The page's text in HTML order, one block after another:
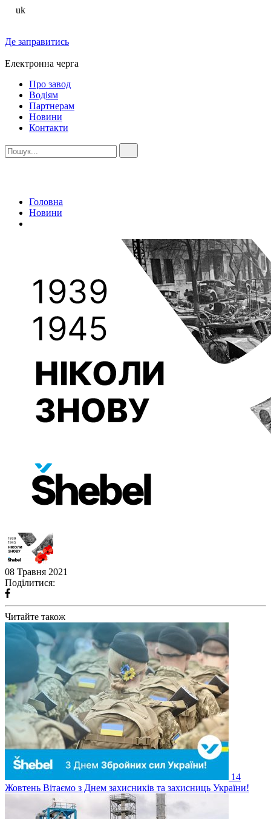
uk
Де заправитись
Електронна черга
Про завод
Водіям
Партнерам
Новини
Контакти
Головна
Новини
08 Травня 2021
Поділитися:
Читайте також
14
Жовтень Вітаємо з Днем захисників та захисниць України!